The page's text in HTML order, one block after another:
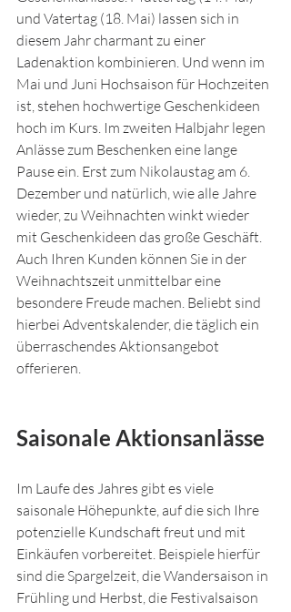
und Vatertag (18. Mai) lassen sich in
diesem Jahr charmant zu einer
Ladenaktion kombinieren. Und wenn im
Mai und Juni Hochsaison für Hochzeiten
ist, stehen hochwertige Geschenkideen
hoch im Kurs. Im zweiten Halbjahr legen
Anlässe zum Beschenken eine lange
Pause ein. Erst zum Nikolaustag am 6.
Dezember und natürlich, wie alle Jahre
wieder, zu Weihnachten winkt wieder
mit Geschenkideen das große Geschäft.
Auch Ihren Kunden können Sie in der
Weihnachtszeit unmittelbar eine
besondere Freude machen. Beliebt sind
hierbei Adventskalender, die täglich ein
überraschendes Aktionsangebot
offerieren.
Saisonale Aktionsanlässe
Im Laufe des Jahres gibt es viele
saisonale Höhepunkte, auf die sich Ihre
potenzielle Kundschaft freut und mit
Einkäufen vorbereitet. Beispiele hierfür
sind die Spargelzeit, die Wandersaison in
Frühling und Herbst, die Festivalsaison